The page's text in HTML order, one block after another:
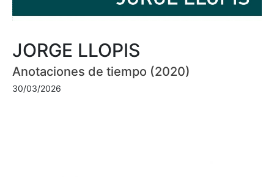
JORGE LLOPIS
Anotaciones de tiempo (2020)
30/03/2026